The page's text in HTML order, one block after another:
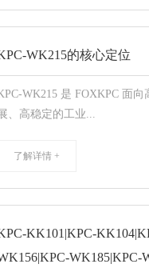
WK215的核心定位
是 FOXKPC 面
、高稳定的工业...
了解详情 +
KK101|KPC-
WK185|KPC-